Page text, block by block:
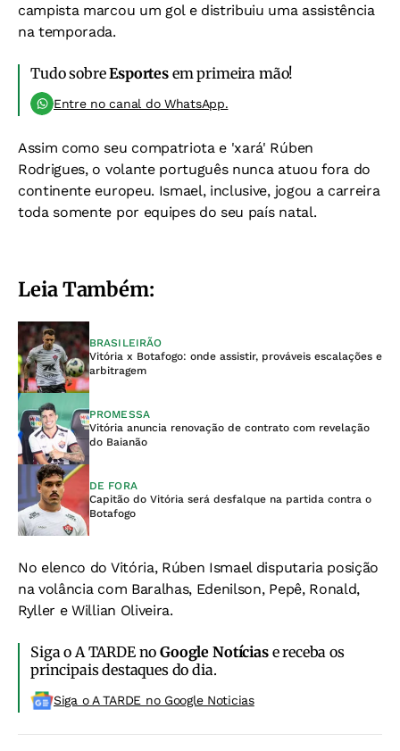
campista marcou um gol e distribuiu uma assistência
na temporada.
Tudo sobreEsportesem primeira mão!
Entre no canal do WhatsApp.
Assim como seu compatriota e 'xará' Rúben
Rodrigues, o volante português nunca atuou fora do
continente europeu. Ismael, inclusive, jogou a carreira
toda somente por equipes do seu país natal.
Leia Também:
BRASILEIRÃO
Vitória x Botafogo: onde assistir, prováveis escalações e
arbitragem
PROMESSA
Vitória anuncia renovação de contrato com revelação
do Baianão
DE FORA
Capitão do Vitória será desfalque na partida contra o
Botafogo
No elenco do Vitória, Rúben Ismael disputaria posição
na volância com Baralhas, Edenilson, Pepê, Ronald,
Ryller e Willian Oliveira.
Siga o A TARDE noGoogle Notíciase receba os
principais destaques do dia.
Siga o A TARDE no Google Noticias